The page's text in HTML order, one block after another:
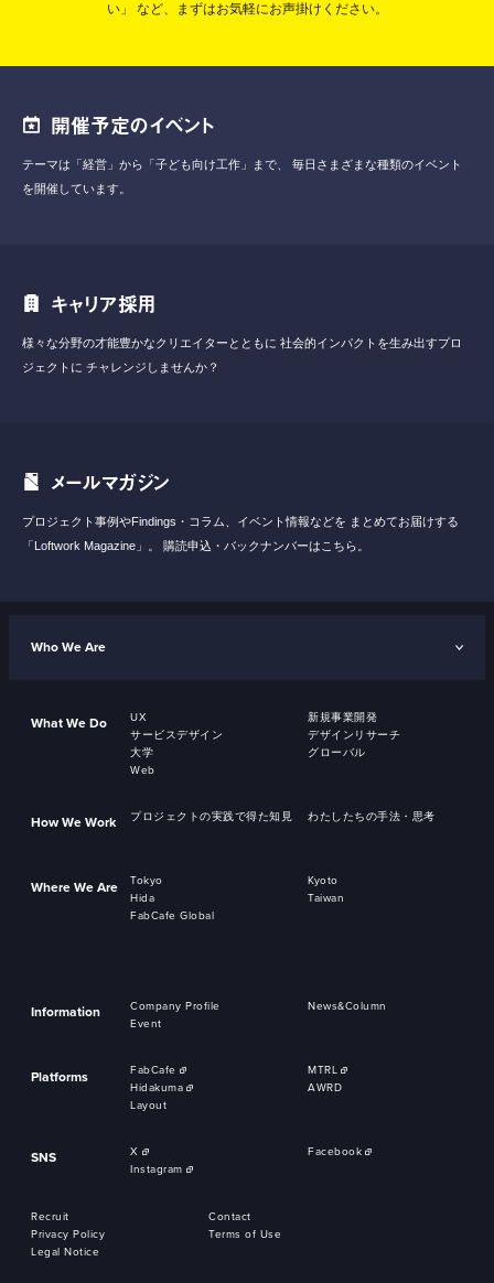
い」
など、まずはお気軽にお声掛けください。
開催予定のイベント
テーマは「経営」から「子ども向け工作」まで、
毎日さまざまな種類のイベント
を開催しています。
キャリア採用
様々な分野の才能豊かなクリエイターとともに 社会的インパクトを生み出すプロ
ジェクトに チャレンジしませんか？
メールマガジン
プロジェクト事例やFindings・コラム、イベント情報などを まとめてお届けする
「Loftwork Magazine」。
購読申込・バックナンバーはこちら。
Who We Are
What We Do UX
新規事業開発
サービスデザイン
デザインリサーチ
大学
グローバル
Web
How We Work プロジェクトの実践で得た知見 わたしたちの手法・思考
Where We Are Tokyo
Kyoto
Hida
Taiwan
FabCafe Global
Information Company Profile
News&Column
Event
Platforms FabCafe
MTRL
Hidakuma
AWRD
Layout
SNS X
Facebook
Instagram
Recruit
Contact
Privacy Policy
Terms of Use
Legal Notice